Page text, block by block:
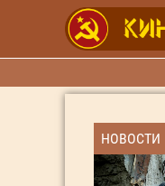
НОВОСТИ